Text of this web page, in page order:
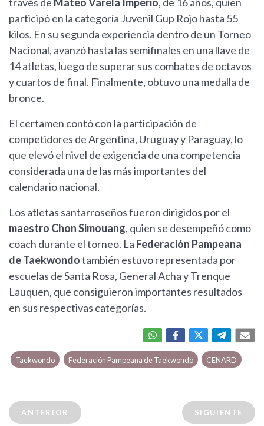
través de Mateo Varela Imperio, de 16 años, quien
participó en la categoría Juvenil Gup Rojo hasta 55
kilos. En su segunda experiencia dentro de un Torneo
Nacional, avanzó hasta las semifinales en una llave de
14 atletas, luego de superar sus combates de octavos
y cuartos de final. Finalmente, obtuvo una medalla de
bronce.
El certamen contó con la participación de
competidores de Argentina, Uruguay y Paraguay, lo
que elevó el nivel de exigencia de una competencia
considerada una de las más importantes del
calendario nacional.
Los atletas santarroseños fueron dirigidos por el
maestro Chon Simouang, quien se desempeñó como
coach durante el torneo. La Federación Pampeana
de Taekwondotambién estuvo representada por
escuelas de Santa Rosa, General Acha y Trenque
Lauquen, que consiguieron importantes resultados
en sus respectivas categorías.
Taekwondo Federación Pampeana de Taekwondo CENARD
ANTERIOR SIGUIENTE